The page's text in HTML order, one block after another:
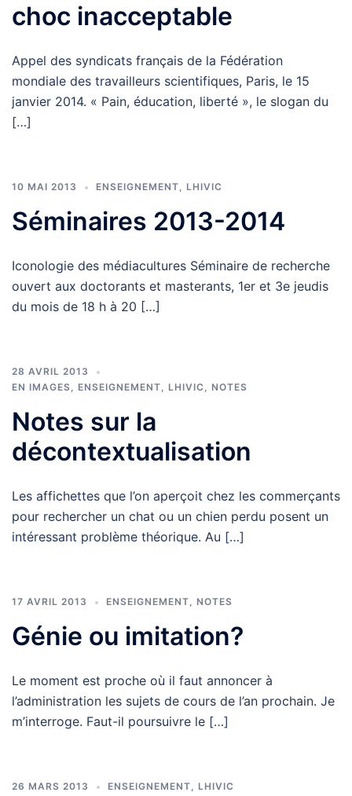
choc inacceptable
Appel des syndicats français de la Fédération
mondiale des travailleurs scientifiques, Paris, le 15
janvier 2014. « Pain, éducation, liberté », le slogan du
[…]
10 MAI 2013 ENSEIGNEMENT, LHIVIC
Séminaires 2013-2014
Iconologie des médiacultures Séminaire de recherche
ouvert aux doctorants et masterants, 1er et 3e jeudis
du mois de 18 h à 20 […]
28 AVRIL 2013
EN IMAGES, ENSEIGNEMENT, LHIVIC , NOTES
Notes sur la
décontextualisation
Les affichettes que l’on aperçoit chez les commerçants
pour rechercher un chat ou un chien perdu posent un
intéressant problème théorique. Au […]
17 AVRIL 2013 ENSEIGNEMENT, NOTES
Génie ou imitation?
Le moment est proche où il faut annoncer à
l’administration les sujets de cours de l’an prochain. Je
m’interroge. Faut-il poursuivre le […]
26 MARS 2013 ENSEIGNEMENT, LHIVIC